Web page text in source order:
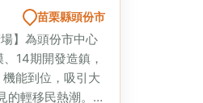
苗栗縣頭份市
14期開發造鎮，
能到位，吸引大
輕移民熱潮。